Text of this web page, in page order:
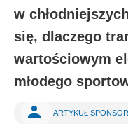
w
się, dlaczego
wartościowym
młodego
ARTYKUŁ